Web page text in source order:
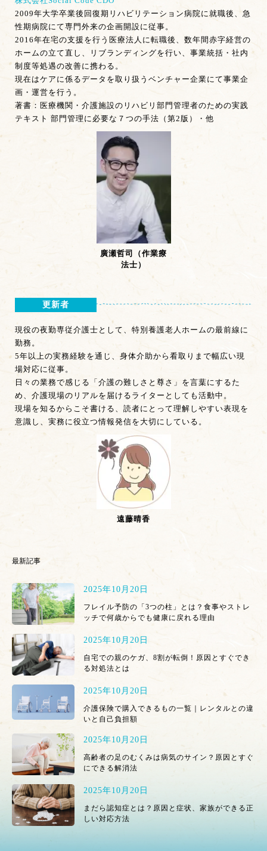
2009年大学卒業後回復期リハビリテーション病院に就職後、急
性期病院にて専門外来の企画開設に従事。
2016年在宅の支援を行う医療法人に転職後、数年間赤字経営の
ホームの立て直し、リブランディングを行い、事業統括・社内
制度等処遇の改善に携わる。
現在はケアに係るデータを取り扱うベンチャー企業にて事業企
画・運営を行う。
著書：医療機関・介護施設のリハビリ部門管理者のための実践
テキスト 部門管理に必要な７つの手法（第2版）・他
廣瀬哲司（作業療
法士）
更新者
現役の夜勤専従介護士として、特別養護老人ホームの最前線に
勤務。
5年以上の実務経験を通じ、身体介助から看取りまで幅広い現
場対応に従事。
日々の業務で感じる「介護の難しさと尊さ」を言葉にするた
め、介護現場のリアルを届けるライターとしても活動中。
現場を知るからこそ書ける、読者にとって理解しやすい表現を
意識し、実務に役立つ情報発信を大切にしている。
遠藤晴香
最新記事
2025年10月20日
フレイル予防の「3つの柱」とは？食事やストレ
ッチで何歳からでも健康に戻れる理由
2025年10月20日
自宅での親のケガ、8割が転倒！原因とすぐでき
る対処法とは
2025年10月20日
介護保険で購入できるもの一覧｜レンタルとの違
いと自己負担額
2025年10月20日
高齢者の足のむくみは病気のサイン？原因とすぐ
にできる解消法
2025年10月20日
まだら認知症とは？原因と症状、家族ができる正
しい対応方法